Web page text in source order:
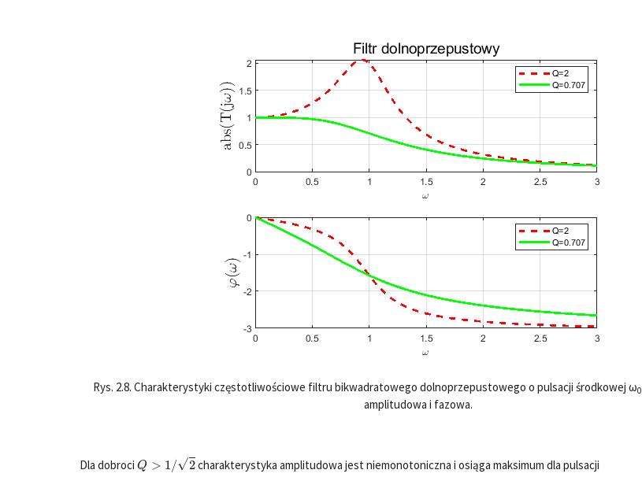
Rys. 2.8. Charakterystyki częstotliwościowe filtru bikwadratowego dolnoprzepustowego o pulsacji środkowej ω0
amplitudowa i fazowa.
Dla dobroci Q> 2 charakterystyka amplitudowa jest niemonotoniczna i osiąga maksimum dla pulsacji